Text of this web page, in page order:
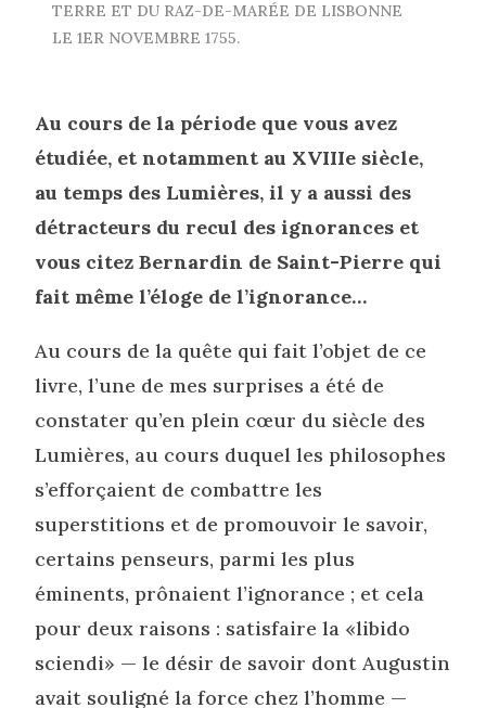
TERRE ET DU RAZ-DE-MARÉE DE LISBONNE
LE 1ER NOVEMBRE 1755.
Au cours de la période que vous avez
étudiée, et notamment au XVIIIe siècle,
au temps des Lumières, il y a aussi des
détracteurs du recul des ignorances et
vous citez Bernardin de Saint-Pierre qui
fait même l’éloge de l’ignorance…
Au cours de la quête qui fait l’objet de ce
livre, l’une de mes surprises a été de
constater qu’en plein cœur du siècle des
Lumières, au cours duquel les philosophes
s’efforçaient de combattre les
superstitions et de promouvoir le savoir,
certains penseurs, parmi les plus
éminents, prônaient l’ignorance ; et cela
pour deux raisons : satisfaire la «libido
sciendi» — le désir de savoir dont Augustin
avait souligné la force chez l’homme —